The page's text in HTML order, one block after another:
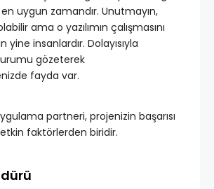
uygun zamandır. Unutmayın,
ama o yazılımın çalışmasını
insanlardır. Dolayısıyla
gözeterek
fayda var.
partneri, projenizin başarısı
faktörlerden biridir.